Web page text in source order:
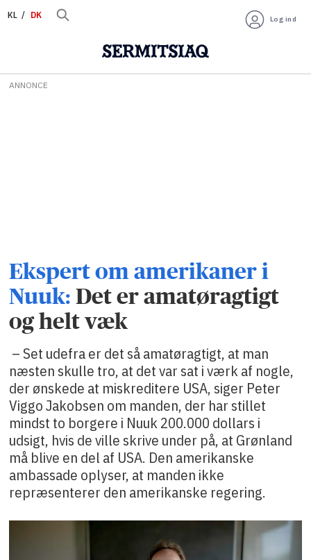
KL DK Log ind
ANNONCE
Ekspert om amerikaner i
Nuuk: Det er amatøragtigt
og helt væk
– Set udefra er det så amatøragtigt, at man
næsten skulle tro, at det var sat i værk af nogle,
der ønskede at miskreditere USA, siger Peter
Viggo Jakobsen om manden, der har stillet
mindst to borgere i Nuuk 200.000 dollars i
udsigt, hvis de ville skrive under på, at Grønland
må blive en del af USA. Den amerikanske
ambassade oplyser, at manden ikke
repræsenterer den amerikanske regering.